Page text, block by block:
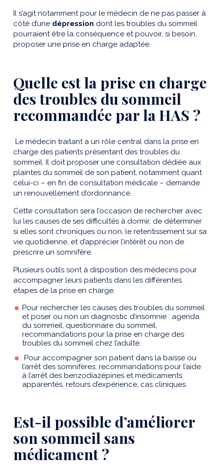
Il s’agit notamment pour le médecin de ne pas passer à
côté d’une dépression dont les troubles du sommeil
pourraient être la conséquence et pouvoir, si besoin,
proposer une prise en charge adaptée.
Quelle est la prise en charge
des troubles du sommeil
recommandée par la HAS ?
Le médecin traitant a un rôle central dans la prise en
charge des patients présentant des troubles du
sommeil. Il doit proposer une consultation dédiée aux
plaintes du sommeil de son patient, notamment quant
celui-ci – en fin de consultation médicale – demande
un renouvellement d’ordonnance.
Cette consultation sera l’occasion de rechercher avec
lui les causes de ses difficultés à dormir, de déterminer
si elles sont chroniques ou non, le retentissement sur sa
vie quotidienne, et d’apprécier l’intérêt ou non de
prescrire un somnifère.
Plusieurs outils sont à disposition des médecins pour
accompagner leurs patients dans les différentes
étapes de la prise en charge.
Pour rechercher les causes des troubles du sommeil
et poser ou non un diagnostic d’insomnie : agenda
du sommeil, questionnaire du sommeil,
recommandations pour la prise en charge des
troubles du sommeil chez l’adulte.
Pour accompagner son patient dans la baisse ou
l’arrêt des somnifères: recommandations pour l’aide
à l’arrêt des benzodiazépines et médicaments
apparentés, retours d’expérience, cas cliniques.
Est-il possible d’améliorer
son sommeil sans
médicament ?